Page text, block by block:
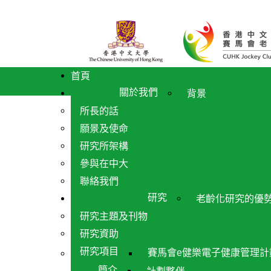
首頁
關於我們
背景
所長的話
願景及使命
研究所架構
參與在中大
聯絡我們
研究
老齡化研究的優
研究主題及刊物
研究資助
研究項目
賽馬會e健樂電子健康管理計